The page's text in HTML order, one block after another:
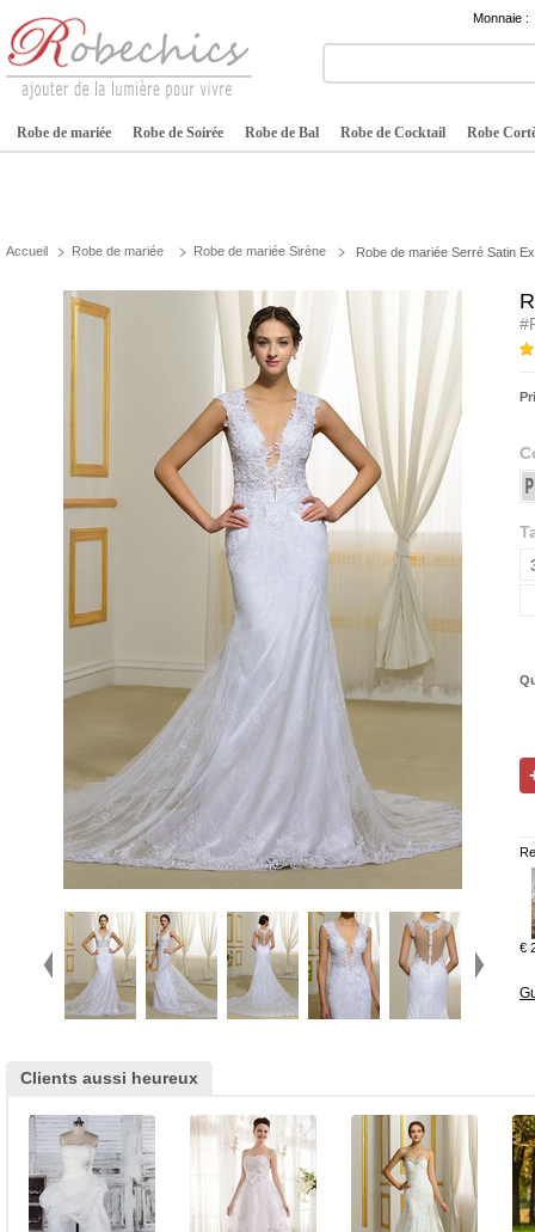
Monnaie :
Robe de mariée Robe de Soirée Robe de Bal Robe de Cocktail Robe
Accueil Robe de mariée Robe de mariée Sirène Robe de mariée Serré Satin
€
Clients aussi heureux